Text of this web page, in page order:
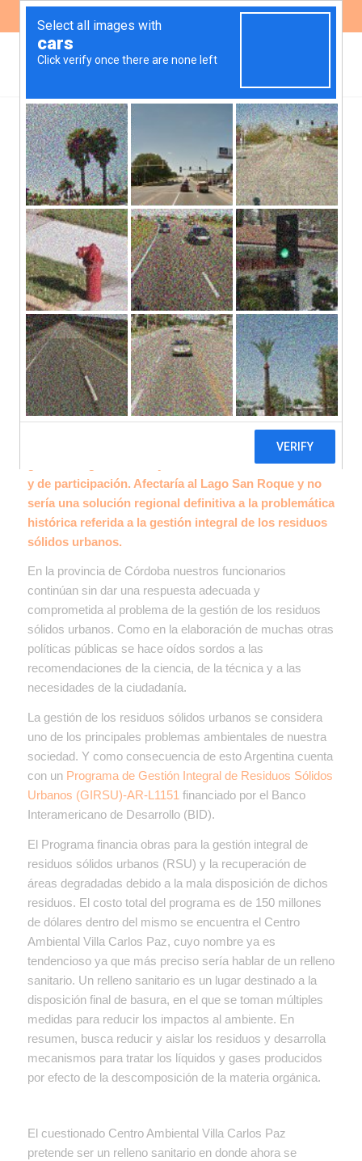
Figurita repetida: basura,
conflictos y lago San
Roque
El proyecto «Centro Ambiental Carlos Paz» presenta
graves irregularidades y viola normativas ambientales
y de participación. Afectaría al Lago San Roque y no
sería una solución regional definitiva a la problemática
histórica referida a la gestión integral de los residuos
sólidos urbanos.
En la provincia de Córdoba nuestros funcionarios
continúan sin dar una respuesta adecuada y
comprometida al problema de la gestión de los residuos
sólidos urbanos. Como en la elaboración de muchas otras
políticas públicas se hace oídos sordos a las
recomendaciones de la ciencia, de la técnica y a las
necesidades de la ciudadanía.
La gestión de los residuos sólidos urbanos se considera
uno de los principales problemas ambientales de nuestra
sociedad. Y como consecuencia de esto Argentina cuenta
con un Programa de Gestión Integral de Residuos Sólidos
Urbanos (GIRSU)-AR-L1151 financiado por el Banco
Interamericano de Desarrollo (BID).
El Programa financia obras para la gestión integral de
residuos sólidos urbanos (RSU) y la recuperación de
áreas degradadas debido a la mala disposición de dichos
residuos. El costo total del programa es de 150 millones
de dólares dentro del mismo se encuentra el Centro
Ambiental Villa Carlos Paz, cuyo nombre ya es
tendencioso ya que más preciso sería hablar de un relleno
sanitario. Un relleno sanitario es un lugar destinado a la
disposición final de basura, en el que se toman múltiples
medidas para reducir los impactos al ambiente. En
resumen, busca reducir y aislar los residuos y desarrolla
mecanismos para tratar los líquidos y gases producidos
por efecto de la descomposición de la materia orgánica.
El cuestionado Centro Ambiental Villa Carlos Paz
pretende ser un relleno sanitario en donde ahora se